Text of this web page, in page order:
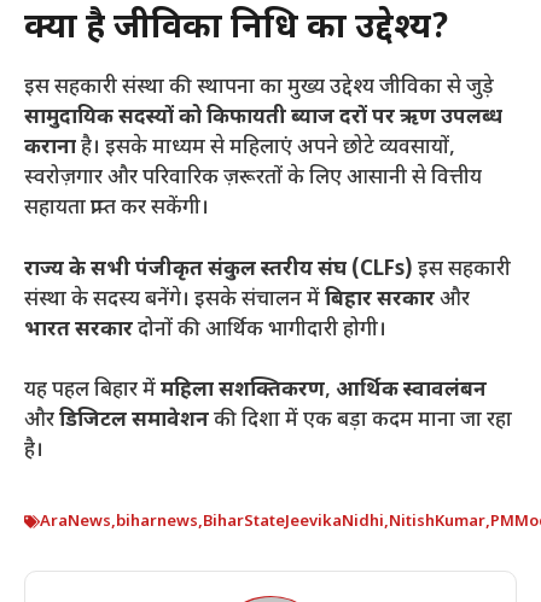
क्या है जीविका निधि का उद्देश्य?
इस सहकारी संस्था की स्थापना का मुख्य उद्देश्य जीविका से जुड़े
सामुदायिक सदस्यों को किफायती ब्याज दरों पर ऋण उपलब्ध
करानाहै। इसके माध्यम से महिलाएं अपने छोटे व्यवसायों,
स्वरोज़गार और परिवारिक ज़रूरतों के लिए आसानी से वित्तीय
सहायता प्राप्त कर सकेंगी।
राज्य के सभी पंजीकृत संकुल स्तरीय संघ (CLFs) इस सहकारी
संस्था के सदस्य बनेंगे। इसके संचालन मेंबिहार सरकारऔर
भारत सरकारदोनों की आर्थिक भागीदारी होगी।
यह पहल बिहार मेंमहिला सशक्तिकरण, आर्थिक स्वावलंबन
औरडिजिटल समावेशनकी दिशा में एक बड़ा कदम माना जा रहा
है।
AraNews,biharnews,BiharStateJeevikaNidhi,NitishKumar,